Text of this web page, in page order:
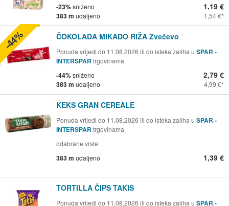
-23%sniženo
383 m udaljeno
1,19 €
1,54 €
ČOKOLADA MIKADO RIŽA Zvečevo
Ponuda vrijedi do 11.08.2026 ili do isteka zaliha u SPAR -
INTERSPAR trgovinama
-44%sniženo
383 m udaljeno
2,79 €
4,99 €
-44%
KEKS GRAN CEREALE
Ponuda vrijedi do 11.08.2026 ili do isteka zaliha u SPAR -
INTERSPAR trgovinama
odabrane vrste
383 m udaljeno 1,39 €
TORTILLA ČIPS TAKIS
Ponuda vrijedi do 11.08.2026 ili do isteka zaliha u SPAR -